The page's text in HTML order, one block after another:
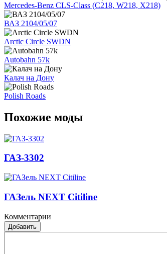
Mercedes-Benz CLS-Class (C218, W218, X218)
ВАЗ 2104/05/07
Arctic Circle SWDN
Autobahn 57k
Калач на Дону
Polish Roads
Похожие моды
ГАЗ-3302
ГАЗель NEXT Citiline
Комментарии
Добавить